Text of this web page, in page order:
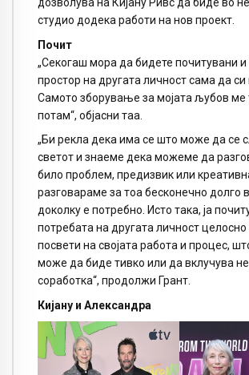
студио додека работи на нов проект.
Почит
„Секогаш мора да бидете почитувани
простор на другата личност сама да си
Самото зборување за мојата љубов ме
потам“, објасни таа.
„Би рекла дека има се што може да се
светот и знаеме дека можеме да
било проблем, предизвик или
разговараме за тоа бесконечно долго
доколку е потребно. Исто така, ја
потребата на другата личност целосно
посвети на својата работа и процес,
може да биде тивко или да вклучува
соработка“, продолжи Грант.
Кијану и Александра